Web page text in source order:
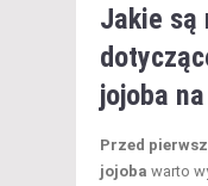
Jakie są
jojoba
Przed
jojoba warto